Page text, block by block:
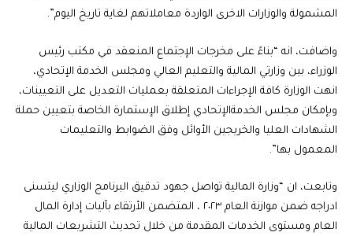
المشمولة والوزارات الاخرى الواردة معاملاتهم لغاية تاريخ اليوم”.
واضافت، انه “بناءً على مخرجات الإجتماع المنعقد في مكتب رئيس
الوزراء، بين وزارتي المالية والتعليم العالي ومجلس الخدمة الإتحادي،
انهت الوزارة كافة الإجراءات المتعلقة بعمليات التعديل على التعيينات،
وبإمكان مجلس الخدمةالإتحادي إطلاق الإستمارة الخاصة بتعيين حملة
الشهادات العليا والخريجين الأوائل وفق الضوابط والتعليمات
المعمول بها”.
وتابعت، ان “وزارة المالية تواصل جهود تدقيق البرنامج الوزاري ليتسنى
ادراجه ضمن موازنة العام ٢٠٢٣ ، المتضمن الأرتقاء بآليات إدارة المال
العام ومستوى الخدمات المقدمة من خلال تحديث التشريعات المالية